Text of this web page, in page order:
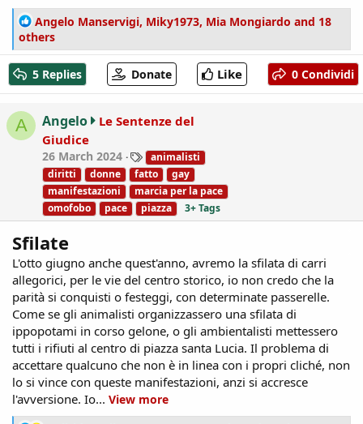
R
e
a
c
t
i
n
Angelo Manservigi, Miky1973, Mia Mongiardo and 18
others
5 Replies Donate Like 0 Condividi
A Angelo
Le Sentenze del
Giudice
26 March 2024
T
a
g
s
animalisti
diritti
donne fatto
gay
manifestazioni
marcia per la pace
omofobo
pace piazza 3+ Tags
Sfilate
L'otto giugno anche quest'anno, avremo la sfilata di carri
allegorici, per le vie del centro storico, io non credo che la
parità si conquisti o festeggi, con determinate passerelle.
Come se gli animalisti organizzassero una sfilata di
ippopotami in corso gelone, o gli ambientalisti mettessero
tutti i rifiuti al centro di piazza santa Lucia. Il problema di
accettare qualcuno che non è in linea con i propri cliché, non
lo si vince con queste manifestazioni, anzi si accresce
l'avversione. Io... View more